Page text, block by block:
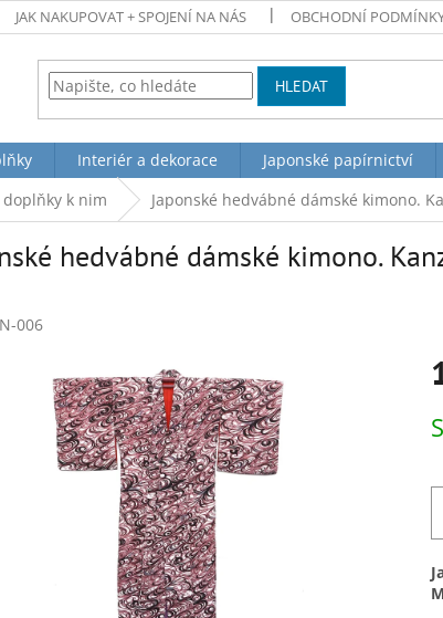
JAK NAKUPOVAT + SPOJENÍ NA NÁS OBCHODNÍ
HLEDAT
Interiér a dekorace Japonské papírnictví
k nim Japonské hedvábné dámské kimono.
hedvábné dámské kimono.
006